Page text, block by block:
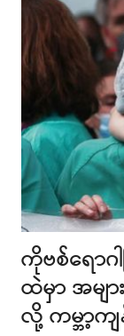
ကိုဗစ်ရောဂ
ထဲမှာ အမျ
လို့ ကမ္ဘာ့က